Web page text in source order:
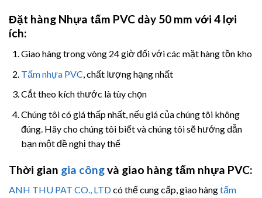
Đặt hàng Nhựa tấm PVC dày 50 mm với 4 lợi
ích:
Giao hàng trong vòng 24 giờ đối với các mặt hàng tồn kho
Tấm nhựa PVC , chất lượng hạng nhất
Cắt theo kích thước là tùy chọn
Chúng tôi có giá thấp nhất, nếu giá của chúng tôi không
đúng. Hãy cho chúng tôi biết và chúng tôi sẽ hướng dẫn
bạn một đề nghị thay thế
Thời gian gia côngvà giao hàng tấm nhựa PVC:
ANH THU PAT CO., LTDcó thể cung cấp, giao hàngtấm